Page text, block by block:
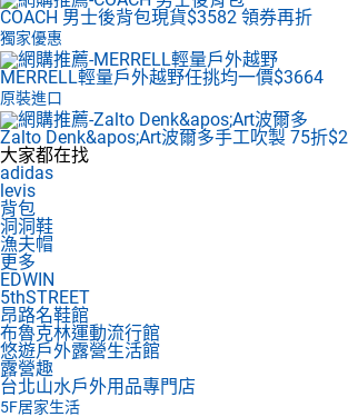
COACH 男士後背包現貨$3582 領券再折
獨家優惠
MERRELL輕量戶外越野任挑均一價$3664
原裝進口
Zalto Denk&apos;Art波爾多手工吹製 75折
大家都在找
adidas
levis
背包
洞洞鞋
漁夫帽
更多
EDWIN
5thSTREET
昂路名鞋館
布魯克林運動流行館
悠遊戶外露營生活館
露營趣
台北山水戶外用品專門店
5F居家生活